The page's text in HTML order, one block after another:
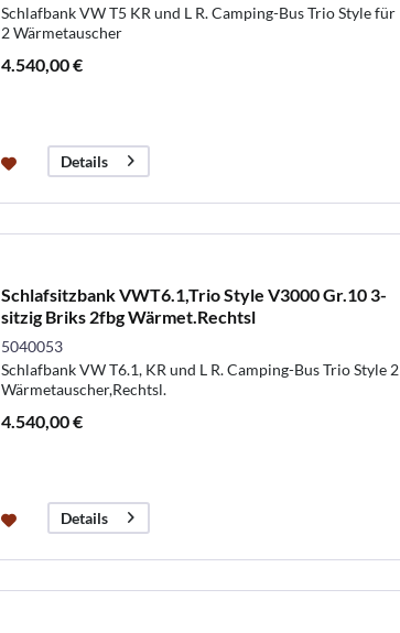
Schlafbank VW T5 KR und L R. Camping-Bus Trio Style für
2 Wärmetauscher
4.540,00 €
Details
Schlafsitzbank VWT6.1,Trio Style V3000 Gr.10 3-
sitzig Briks 2fbg Wärmet.Rechtsl
5040053
Schlafbank VW T6.1, KR und L R. Camping-Bus Trio Style 2
Wärmetauscher,Rechtsl.
4.540,00 €
Details